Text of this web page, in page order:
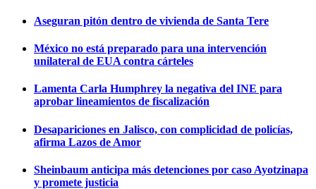
Aseguran pitón dentro de vivienda de Santa Tere
México no está preparado para una intervención
unilateral de EUA contra cárteles
Lamenta Carla Humphrey la negativa del INE para
aprobar lineamientos de fiscalización
Desapariciones en Jalisco, con complicidad de policías,
afirma Lazos de Amor
Sheinbaum anticipa más detenciones por caso Ayotzinapa
y promete justicia